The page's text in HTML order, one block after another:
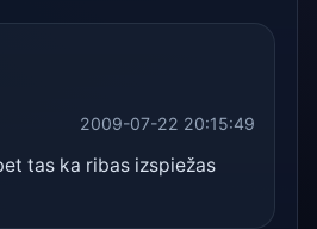
2009-07-22 20:15:49
tas ka ribas izspiežas